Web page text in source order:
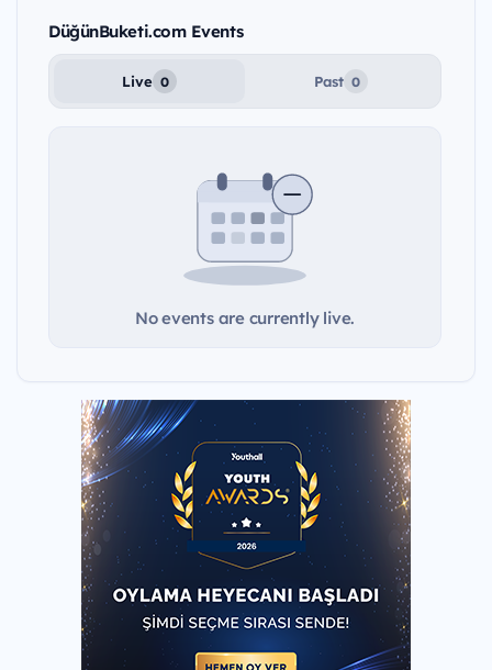
DüğünBuketi.com Events
Live 0 Past 0
No events are currently live.